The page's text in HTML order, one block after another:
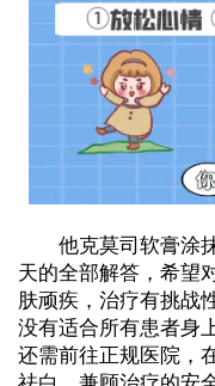
他克莫司软膏涂抹
天的全部解答，希望
肤顽疾，治疗有挑战
没有适合所有患者身
还需前往正规医院，